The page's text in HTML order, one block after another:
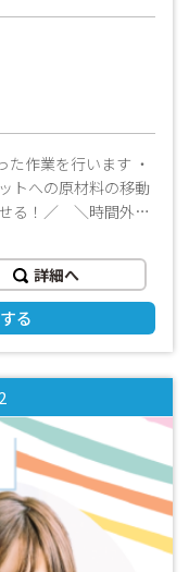
(^^)
作業を行います ・
トへの原材料の移動
る！／ ＼時間外労
ートの時間を大切
められます ・資格を
です ・長期歓迎 ・
前の職場見学可能で
す ☆☆まずはお気軽にお問い合わせください(^^)/☆☆
詳細へ
る